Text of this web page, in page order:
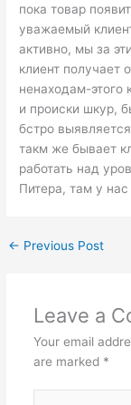
пока товар
уважаемый
активно, мы за
клиент получает
ненаходам-
и происки шкур,
бстро
такм же бывает
работать над
Питера, там у
← Previous Post
Leave a
Your email
are marked *